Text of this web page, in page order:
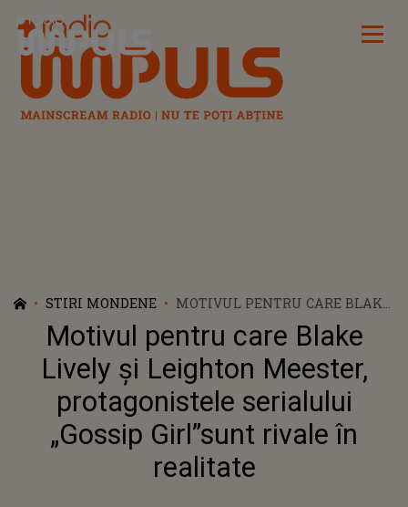
Radio Impuls
STIRI MONDENE
MOTIVUL PENTRU CARE BLAKE
LIVELY ȘI LEIGHTON MEESTER,
PROTAGONISTELE SERIALULUI
„GOSSIP GIRL”SUNT RIVALE ÎN
REALITATE
Motivul pentru care Blake
Lively și Leighton Meester,
protagonistele serialului
„Gossip Girl”sunt rivale în
realitate